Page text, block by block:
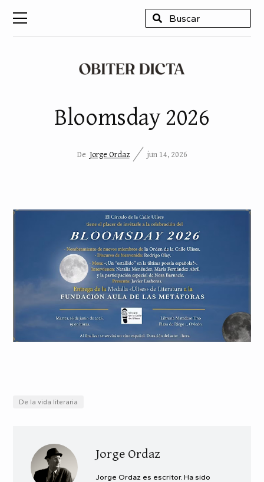
Bloomsday 2026
De Jorge Ordaz jun 14, 2026
De la vida literaria
Jorge Ordaz
Jorge Ordaz es escritor. Ha sido